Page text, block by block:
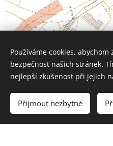
Používáme cookies,
bezpečnost našich stránek.
nejlepší zkušenost při jejich
Přijmout nezbytné